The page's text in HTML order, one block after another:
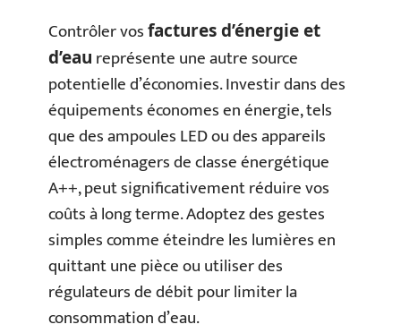
Contrôler vosfactures d’énergie et
d’eau représente une autre source
potentielle d’économies. Investir dans des
équipements économes en énergie, tels
que des ampoules LED ou des appareils
électroménagers de classe énergétique
A++, peut significativement réduire vos
coûts à long terme. Adoptez des gestes
simples comme éteindre les lumières en
quittant une pièce ou utiliser des
régulateurs de débit pour limiter la
consommation d’eau.